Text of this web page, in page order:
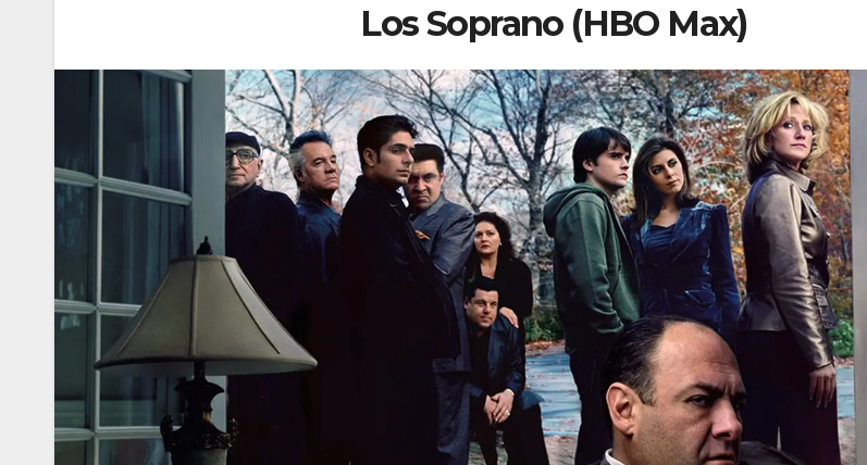
Los Soprano (HBO Max)